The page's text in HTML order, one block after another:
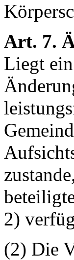
Art. 7.
Liegt
2)
(2) Die